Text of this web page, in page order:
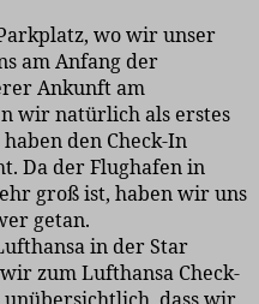
wo wir unser
am Anfang der
Ankunft am
wir natürlich als erstes
den Check-In
Da der Flughafen in
groß ist, haben wir uns
getan.
in der Star
zum Lufthansa Check-